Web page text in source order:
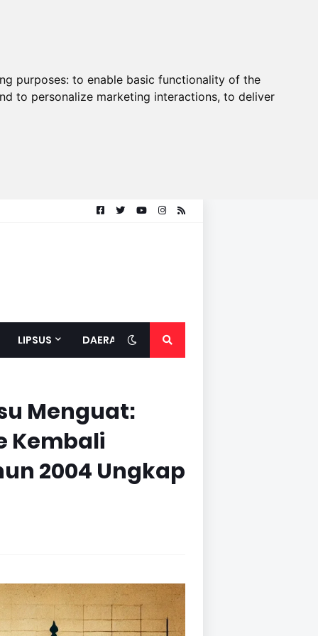
purposes: to enable basic functionality of the
to personalize marketing interactions, to deliver
LIPSUS DAERAH
Menguat:
Kembali
2004 Ungkap